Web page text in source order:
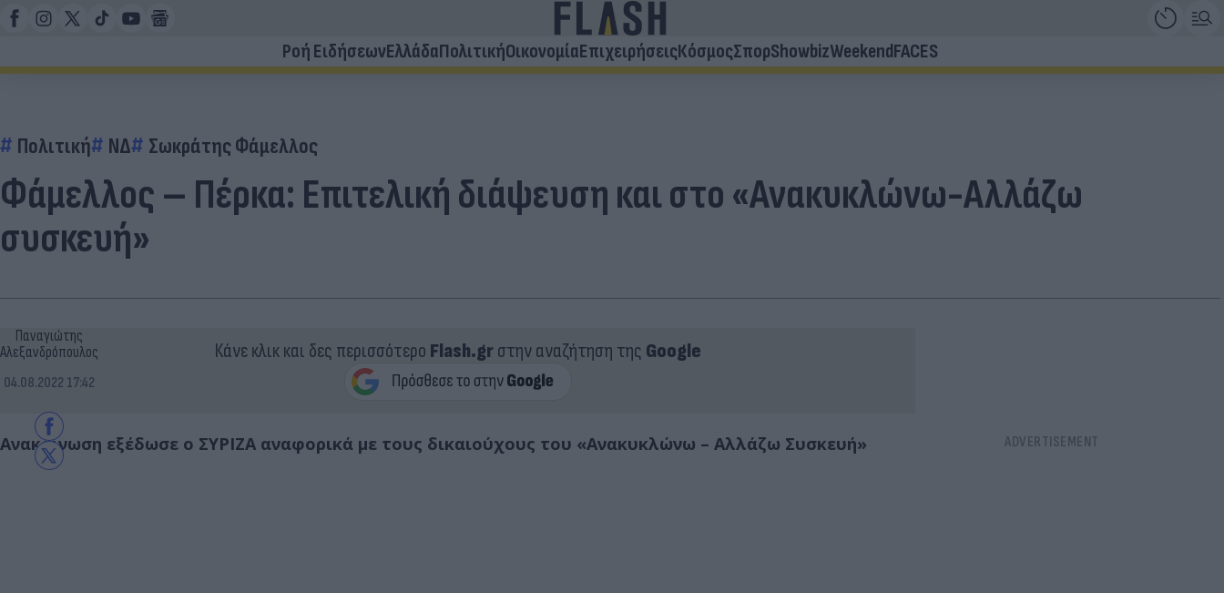
Ροή ΕιδήσεωνΕλλάδαΠολιτικήΟικονομίαΕπιχειρήσειςΚόσμοςΣπορShowbizWeekendFACES
Πολιτική ΝΔ Σωκράτης Φάμελλος
Φάμελλος – Πέρκα: Επιτελική διάψευση και στο «Ανακυκλώνω-Αλλάζω
συσκευή»
Παναγιώτης
Αλεξανδρόπουλος
04.08.2022 17:42
Κάνε κλικ και δες περισσότερο Flash.grστην αναζήτηση της Google
Ανακοίνωση εξέδωσε ο ΣΥΡΙΖΑ αναφορικά με τους δικαιούχους του «Ανακυκλώνω – Αλλάζω Συσκευή»